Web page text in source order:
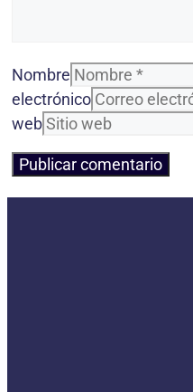
Nombre
electrónico
web